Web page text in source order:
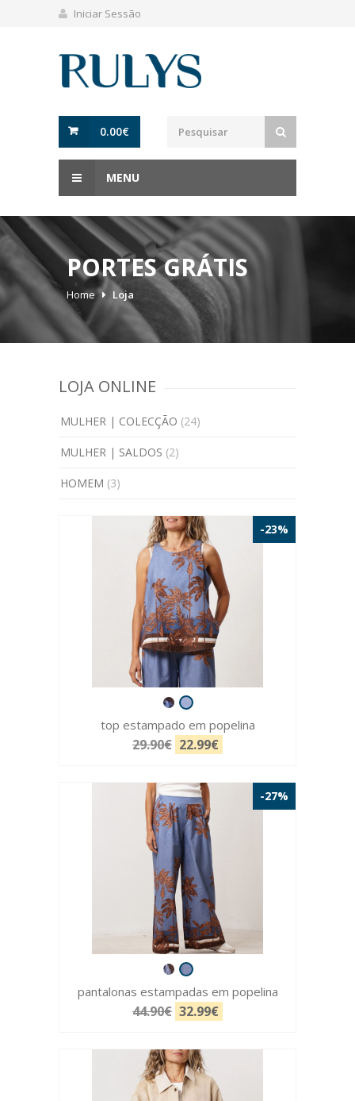
Iniciar Sessão
0.00€
MENU
PORTES GRÁTIS
Home Loja
LOJA ONLINE
MULHER | COLECÇÃO (24)
MULHER | SALDOS (2)
HOMEM (3)
-23%
top estampado em popelina
29.90€ 22.99€
-27%
pantalonas estampadas em popelina
44.90€ 32.99€